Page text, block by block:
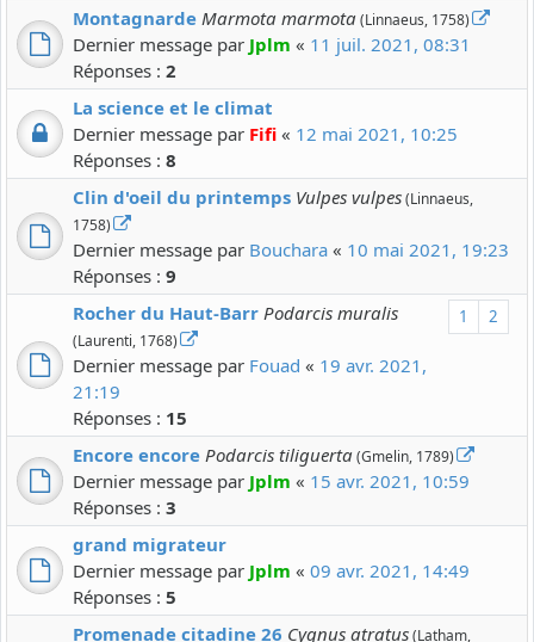
Montagnarde Marmota marmota(Linnaeus, 1758)
Dernier message par Jplm « 11 juil. 2021, 08:31
Réponses : 2
La science et le climat
Dernier message par Fifi « 12 mai 2021, 10:25
Réponses : 8
Clin d'oeil du printemps Vulpes vulpes(Linnaeus,
1758)
Dernier message par Bouchara « 10 mai 2021, 19:23
Réponses : 9
1 2
Rocher du Haut-Barr Podarcis muralis
(Laurenti, 1768)
Dernier message par Fouad « 19 avr. 2021,
21:19
Réponses : 15
Encore encore Podarcis tiliguerta(Gmelin, 1789)
Dernier message par Jplm « 15 avr. 2021, 10:59
Réponses : 3
grand migrateur
Dernier message par Jplm « 09 avr. 2021, 14:49
Réponses : 5
Promenade citadine 26 Cygnus atratus(Latham,